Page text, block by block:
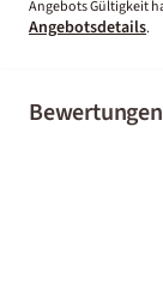
Angebots Gültigkeit
Angebotsdetails.